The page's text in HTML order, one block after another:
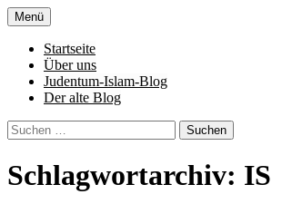
Zum
Inhalt
springen
Al-Adala.de
von allem
Menü
Startseite
Über uns
Judentum-Islam-Blog
Der alte Blog
Suchen
nach:
Schlagwortarchiv: IS